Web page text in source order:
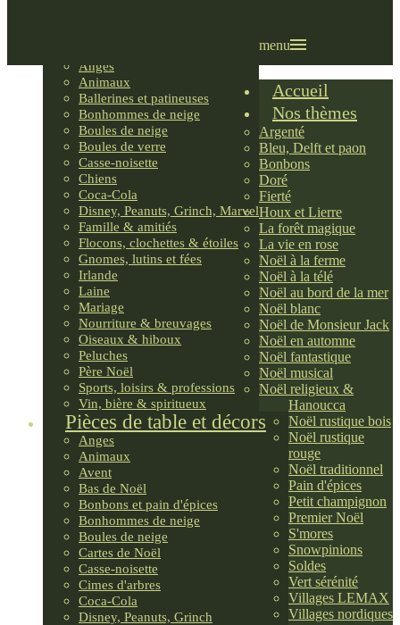
Anges
Animaux
Ballerines et patineuses
Bonhommes de neige
Boules de neige
Boules de verre
Casse-noisette
Chiens
Coca-Cola
Disney, Peanuts, Grinch, Marvel
Famille & amitiés
Flocons, clochettes & étoiles
Gnomes, lutins et fées
Irlande
Laine
Mariage
Nourriture & breuvages
Oiseaux & hiboux
Peluches
Père Noël
Sports, loisirs & professions
Vin, bière & spiritueux
Pièces de table et décors
Anges
Animaux
Avent
Bas de Noël
Bonbons et pain d'épices
Bonhommes de neige
Boules de neige
Cartes de Noël
Casse-noisette
Cimes d'arbres
Coca-Cola
Disney, Peanuts, Grinch
menu
Accueil
Nos thèmes
Argenté
Bleu, Delft et paon
Bonbons
Doré
Fierté
Houx et Lierre
La forêt magique
La vie en rose
Noël à la ferme
Noël à la télé
Noël au bord de la mer
Noël blanc
Noël de Monsieur Jack
Noël en automne
Noël fantastique
Noël musical
Noël religieux &
Hanoucca
Noël rustique bois
Noël rustique
rouge
Noël traditionnel
Pain d'épices
Petit champignon
Premier Noël
S'mores
Snowpinions
Soldes
Vert sérénité
Villages LEMAX
Villages nordiques